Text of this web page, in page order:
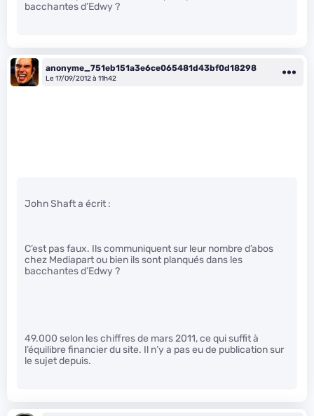
bacchantes d’Edwy ?
anonyme_751eb151a3e6ce065481d43bf0d18298
Le 17/09/2012 à 11h42
John Shaft a écrit :
C’est pas faux. Ils communiquent sur leur nombre d’abos
chez Mediapart ou bien ils sont planqués dans les
bacchantes d’Edwy ?
49.000 selon les chiffres de mars 2011, ce qui suffit à
l’équilibre financier du site. Il n’y a pas eu de publication sur
le sujet depuis.